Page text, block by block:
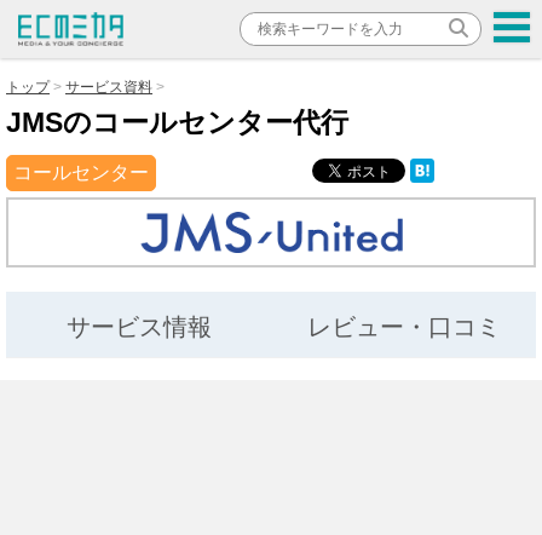
トップ サービス資料
JMSのコールセンター代行
コールセンター
サービス情報 レビュー・口コミ